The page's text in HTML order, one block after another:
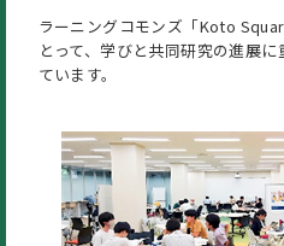
ラーニングコモンズ「Koto
とって、学びと共同研究の進展
ています。